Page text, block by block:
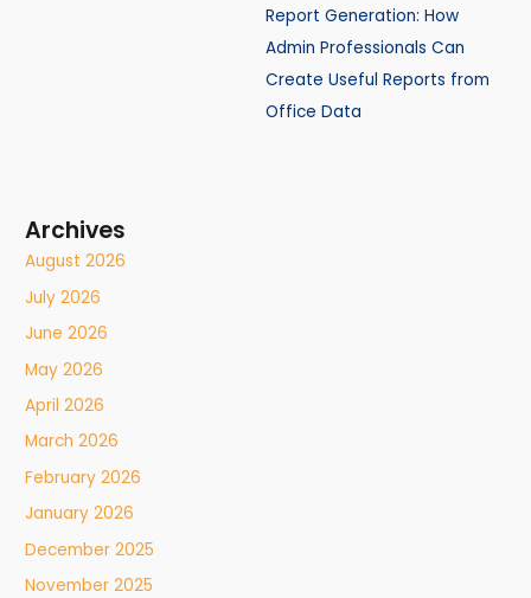
Report Generation: How
Admin Professionals Can
Create Useful Reports from
Office Data
Archives
August 2026
July 2026
June 2026
May 2026
April 2026
March 2026
February 2026
January 2026
December 2025
November 2025